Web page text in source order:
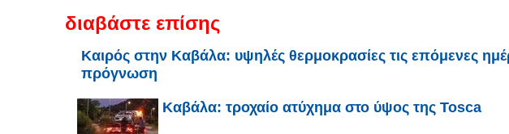
διαβάστε επίσης
Καιρός στην Καβάλα: υψηλές θερμοκρασίες τις επόμενες
πρόγνωση
Καβάλα: τροχαίο ατύχημα στο ύψος της Tosca